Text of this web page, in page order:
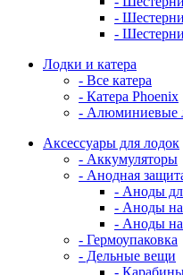
- Шестерни
-
Лодки и катера
- Все катера
- Катера Phoenix
- Алюминиевые
Аксессуары для лодок
- Аккумуляторы
- Анодная
- Аноды
- Аноды на
- Аноды на
- Гермоупаковка
- Дельные вещи
-